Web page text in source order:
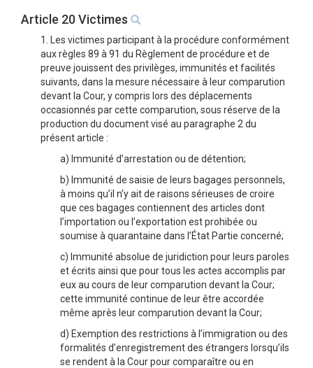
Article 20 Victimes
1. Les victimes participant à la procédure conformément
aux règles 89 à 91 du Règlement de procédure et de
preuve jouissent des privilèges, immunités et facilités
suivants, dans la mesure nécessaire à leur comparution
devant la Cour, y compris lors des déplacements
occasionnés par cette comparution, sous réserve de la
production du document visé au paragraphe 2 du
présent article :
a) Immunité d’arrestation ou de détention;
b) Immunité de saisie de leurs bagages personnels,
à moins qu’il n’y ait de raisons sérieuses de croire
que ces bagages contiennent des articles dont
l’importation ou l’exportation est prohibée ou
soumise à quarantaine dans l’État Partie concerné;
c) Immunité absolue de juridiction pour leurs paroles
et écrits ainsi que pour tous les actes accomplis par
eux au cours de leur comparution devant la Cour;
cette immunité continue de leur être accordée
même après leur comparution devant la Cour;
d) Exemption des restrictions à l’immigration ou des
formalités d’enregistrement des étrangers lorsqu’ils
se rendent à la Cour pour comparaître ou en